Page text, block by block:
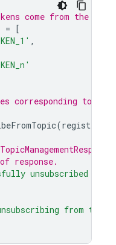
come from the client
= [
,
corresponding to
(
response.
unsubscribed
from